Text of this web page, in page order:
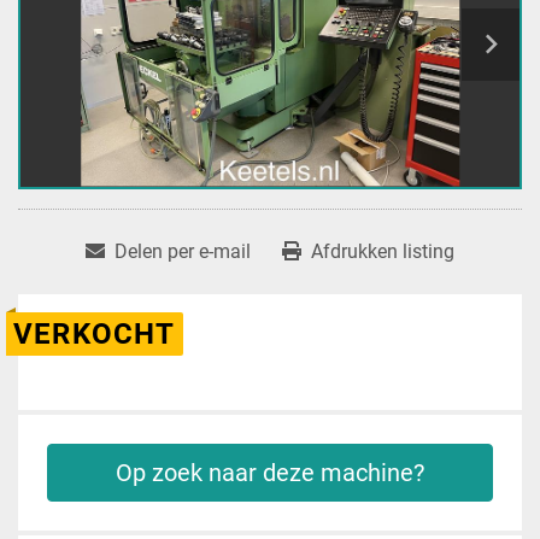
Delen per e-mail Afdrukken listing
VERKOCHT
Op zoek naar deze machine?